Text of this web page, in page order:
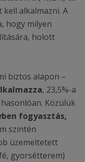
kell alkalmazni. A
hogy milyen
holott
biztos alapon –
, 23,5%-a
Közülük
fogyasztás,
szintén
üzemeltetett
gyorsétterem)